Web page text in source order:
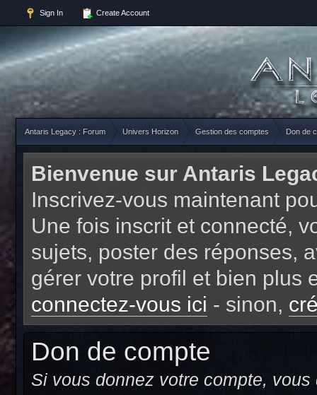
Sign In Create Account
Antaris Legacy : Forum Univers Horizon Gestion des comptes Don de
Bienvenue sur Antaris
Inscrivez-vous maintenant
Une fois inscrit et connecté,
sujets, poster des réponses,
gérer votre profil et bien plus
connectez-vous ici - sinon,
Don de compte
Si vous donnez votre compte,